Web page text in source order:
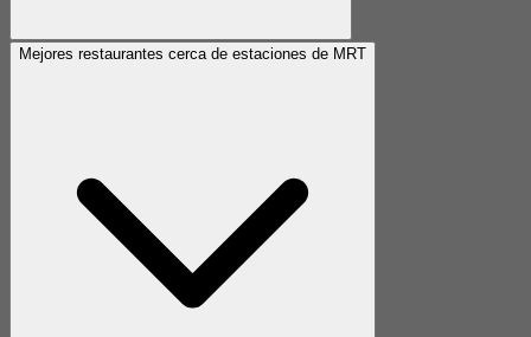
Mejores restaurantes cerca de estaciones de MRT